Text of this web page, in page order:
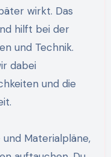
wirkt. Das
hilft bei der
und Technik.
dabei
und die
Materialpläne,